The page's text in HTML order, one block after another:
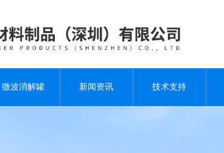
微波消解罐 新闻资讯 技术支持